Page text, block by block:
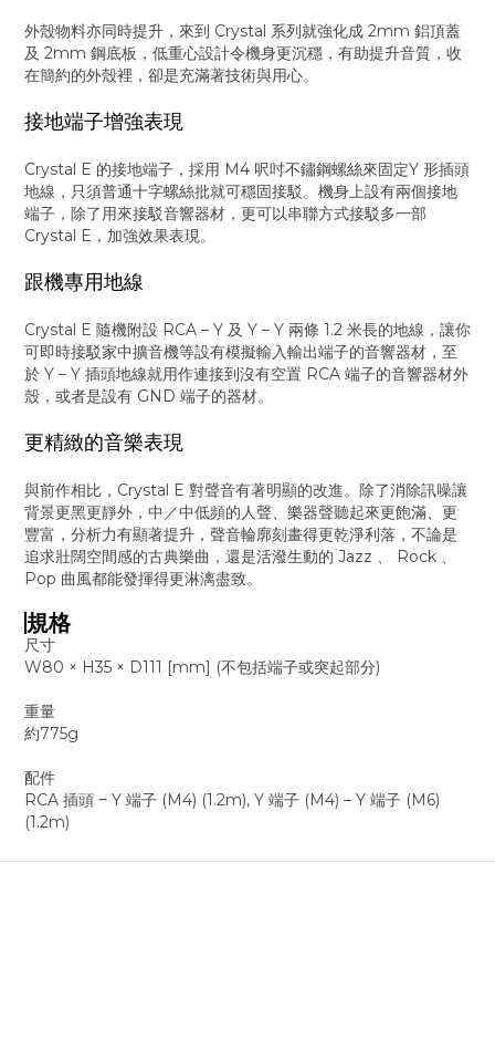
外殼物料亦同時提升，來到 Crystal 系列就強化成 2mm 鋁頂蓋
及 2mm 鋼底板，低重心設計令機身更沉穩，有助提升音質，收
在簡約的外殼裡，卻是充滿著技術與用心。
接地端子增強表現
Crystal E 的接地端子，採用 M4 呎吋不鏽鋼螺絲來固定Y 形插頭
地線，只須普通十字螺絲批就可穩固接駁。機身上設有兩個接地
端子，除了用來接駁音響器材，更可以串聯方式接駁多一部
Crystal E，加強效果表現。
跟機專用地線
Crystal E 隨機附設 RCA – Y 及 Y – Y 兩條 1.2 米長的地線，讓你
可即時接駁家中擴音機等設有模擬輸入輸出端子的音響器材，至
於 Y – Y 插頭地線就用作連接到沒有空置 RCA 端子的音響器材外
殼，或者是設有 GND 端子的器材。
更精緻的音樂表現
與前作相比，Crystal E 對聲音有著明顯的改進。除了消除訊噪讓
背景更黑更靜外，中／中低頻的人聲、樂器聲聽起來更飽滿、更
豐富，分析力有顯著提升，聲音輪廓刻畫得更乾淨利落，不論是
追求壯闊空間感的古典樂曲，還是活潑生動的 Jazz 、 Rock 、
Pop 曲風都能發揮得更淋漓盡致。
規格
尺寸
W80 × H35 × D111 [mm] (不包括端子或突起部分)
重量
約775g
配件
RCA 插頭 ‒ Y 端子 (M4) (1.2m), Y 端子 (M4) – Y 端子 (M6)
(1.2m)